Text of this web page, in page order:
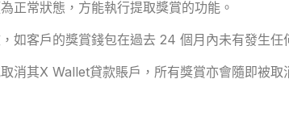
正常狀態，方能執行提取獎賞的功能。
如客戶的獎賞錢包在過去 24 個月內未有發生任
消其X Wallet貸款賬戶，所有獎賞亦會隨即被取